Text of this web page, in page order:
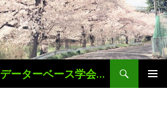
ndb 「ニューロ型データーベース学会」 Simplicity is the Key